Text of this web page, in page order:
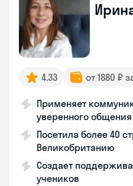
4.33 от 1880 ₽
Применяет
уверенного общения
Посетила более 40
Великобританию
Создает
учеников